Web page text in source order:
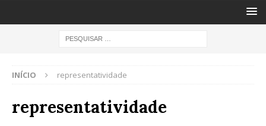
INÍCIO representatividade
representatividade